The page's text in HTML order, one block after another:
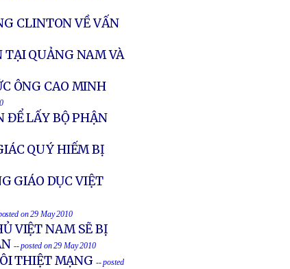
CLINTON VỀ VẤN
TẠI QUẢNG NAM VÀ
ÔNG CAO MINH
ĐỂ LẤY BỘ PHẬN
QUÝ HIẾM BỊ
GIÁO DỤC VIỆT
on 29 May 2010
VIỆT NAM SẼ BỊ
-- posted on 29 May 2010
THIỆT MẠNG -- posted